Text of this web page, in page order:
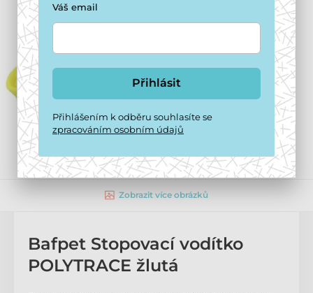
Zobrazit více obrázků
Bafpet Stopovací vodítko
POLYTRACE žlutá
Váš email
Přihlásit
Přihlášením k odběru souhlasíte se
zpracováním osobním údajů